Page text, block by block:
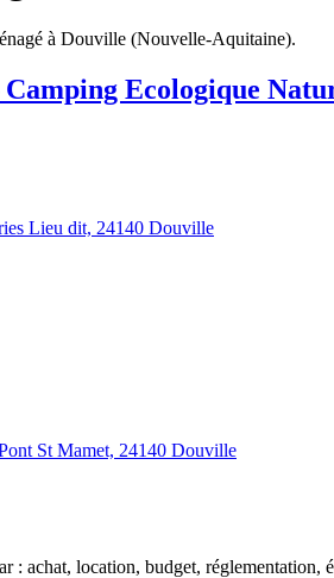
à Douville (Nouvelle-Aquitaine).
Ecologique
Lieu dit, 24140 Douville
St Mamet, 24140 Douville
: achat, location, budget, réglementation,